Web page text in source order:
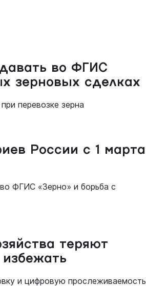
во ФГИС
зерновых сделках
перевозке зерна
России с 1 марта
ФГИС «Зерно» и борьба с
теряют
и цифровую прослеживаемость